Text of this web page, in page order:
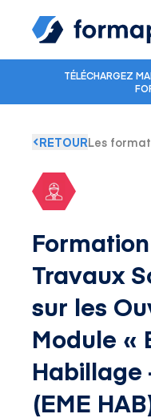
TÉLÉCHARGEZ
RETOURLes
Travaux
sur les
Module «
Habillage
(EME